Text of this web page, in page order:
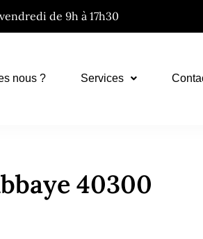
de 9h à 17h30
nous ? Services
40300